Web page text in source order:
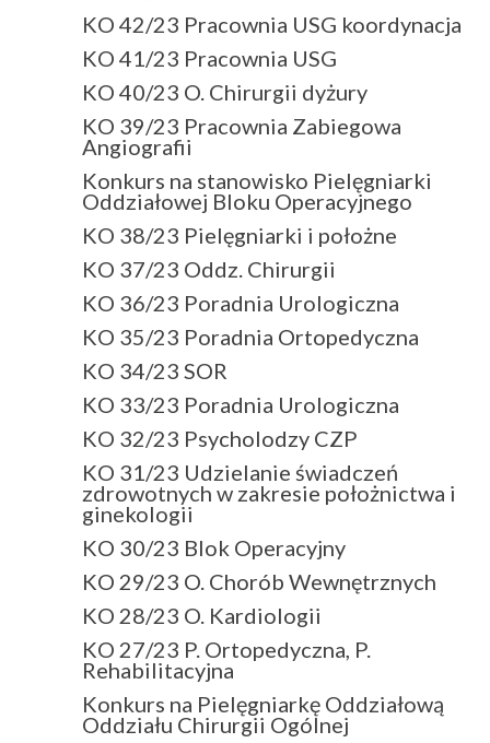
KO 42/23 Pracownia USG koordynacja
KO 41/23 Pracownia USG
KO 40/23 O. Chirurgii dyżury
KO 39/23 Pracownia Zabiegowa
Angiografii
Konkurs na stanowisko Pielęgniarki
Oddziałowej Bloku Operacyjnego
KO 38/23 Pielęgniarki i położne
KO 37/23 Oddz. Chirurgii
KO 36/23 Poradnia Urologiczna
KO 35/23 Poradnia Ortopedyczna
KO 34/23 SOR
KO 33/23 Poradnia Urologiczna
KO 32/23 Psycholodzy CZP
KO 31/23 Udzielanie świadczeń
zdrowotnych w zakresie położnictwa i
ginekologii
KO 30/23 Blok Operacyjny
KO 29/23 O. Chorób Wewnętrznych
KO 28/23 O. Kardiologii
KO 27/23 P. Ortopedyczna, P.
Rehabilitacyjna
Konkurs na Pielęgniarkę Oddziałową
Oddziału Chirurgii Ogólnej